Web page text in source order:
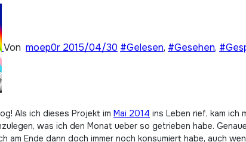
Von moep0r 2015/04/30 #Gelesen, #Gesehen,
Als ich dieses Projekt im Mai 2014 ins Leben rief, kam ich
was ich den Monat ueber so getrieben habe.
am Ende dann doch immer noch konsumiert habe, auch